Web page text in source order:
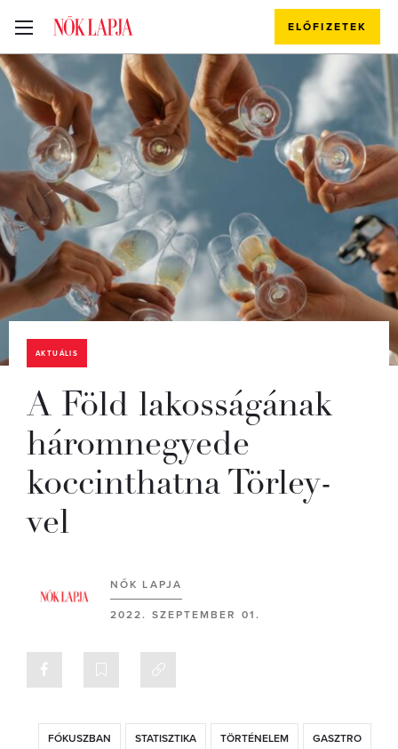
ELŐFIZETEK
AKTUÁLIS
A Föld lakosságának
háromnegyede
koccinthatna Törley-
vel
NŐK LAPJA
2022. SZEPTEMBER 01.
FÓKUSZBAN STATISZTIKA TÖRTÉNELEM GASZTRO